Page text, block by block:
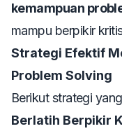
kemampuan
mampu berpikir
Strategi Efektif
Problem Solving
Berikut strategi
Berlatih Berpikir